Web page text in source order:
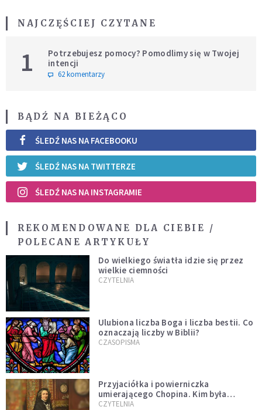
NAJCZĘŚCIEJ CZYTANE
1
Potrzebujesz pomocy? Pomodlimy się w Twojej
intencji
62 komentarzy
BĄDŹ NA BIEŻĄCO
ŚLEDŹ NAS NA FACEBOOKU
ŚLEDŹ NAS NA TWITTERZE
ŚLEDŹ NAS NA INSTAGRAMIE
REKOMENDOWANE DLA CIEBIE /
POLECANE ARTYKUŁY
Do wielkiego światła idzie się przez
wielkie ciemności
CZYTELNIA
Ulubiona liczba Boga i liczba bestii. Co
oznaczają liczby w Biblii?
CZASOPISMA
Przyjaciółka i powierniczka
umierającego Chopina. Kim była
Marcelina Czartoryska?
CZYTELNIA